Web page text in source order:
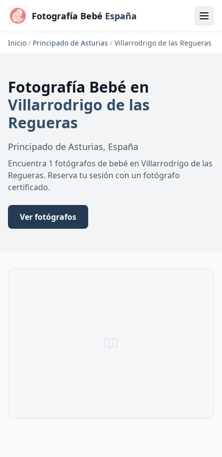
Fotografía Bebé España
Inicio / Principado de Asturias / Villarrodrigo de las Regueras
Fotografía Bebé en
Villarrodrigo de las
Regueras
Principado de Asturias, España
Encuentra 1 fotógrafos de bebé en Villarrodrigo de las
Regueras. Reserva tu sesión con un fotógrafo
certificado.
Ver fotógrafos